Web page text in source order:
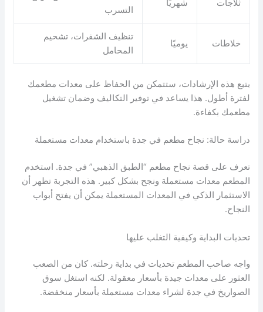
ثلاجات شهريًا
التسرب
خلاطات يوميًا
تنظيف الشفرات، تشحيم
المحامل
بتبع هذه الإرشادات، ستتمكن من الحفاظ على معدات مطعمك
لفترة أطول. هذا يساعد في توفير التكاليف وضمان تشغيل
مطعمك بكفاءة.
دراسة حالة: نجاح مطعم في جدة باستخدام معدات مستعملة
تعرف على قصة نجاح مطعم “الطبق الذهبي” في جدة. استخدم
المطعم معدات مستعملة ونجح بشكل كبير. هذه التجربة تظهر أن
الاستثمار الذكي في المعدات المستعملة يمكن أن يفتح أبواب
النجاح.
تحديات البداية وكيفية التغلب عليها
واجه صاحب المطعم تحديات في بداية رحلته. كان من الصعب
العثور على معدات جيدة بأسعار معقولة. لكنه استغل سوق
الصواريخ في جدة لشراء معدات مستعملة بأسعار منخفضة.